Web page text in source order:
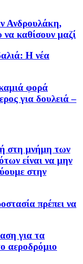
Ανδρουλάκη,
καθίσουν μαζί
Η νέα
φορά
για δουλειά –
στη μνήμη των
είναι να μην
στην
πρέπει να
για τα
αεροδρόμιο